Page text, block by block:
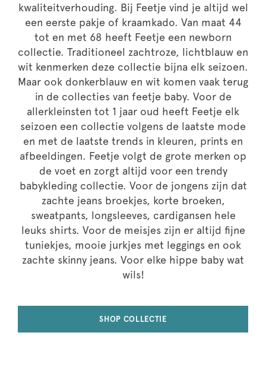
kwaliteitverhouding. Bij Feetje vind je altijd wel
een eerste pakje of kraamkado. Van maat 44
tot en met 68 heeft Feetje een newborn
collectie. Traditioneel zachtroze, lichtblauw en
wit kenmerken deze collectie bijna elk seizoen.
Maar ook donkerblauw en wit komen vaak terug
in de collecties van feetje baby. Voor de
allerkleinsten tot 1 jaar oud heeft Feetje elk
seizoen een collectie volgens de laatste mode
en met de laatste trends in kleuren, prints en
afbeeldingen. Feetje volgt de grote merken op
de voet en zorgt altijd voor een trendy
babykleding collectie. Voor de jongens zijn dat
zachte jeans broekjes, korte broeken,
sweatpants, longsleeves, cardigansen hele
leuks shirts. Voor de meisjes zijn er altijd fijne
tuniekjes, mooie jurkjes met leggings en ook
zachte skinny jeans. Voor elke hippe baby wat
wils!
SHOP COLLECTIE